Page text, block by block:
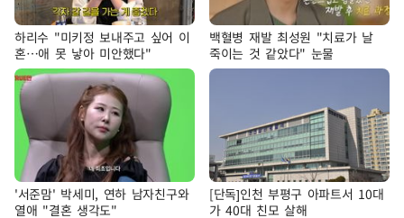
하리수 "미키정 보내주고 싶어 이
혼…애 못 낳아 미안했다"
백혈병 재발 최성원 "치료가 날
죽이는 것 같았다" 눈물
'서준맘' 박세미, 연하 남자친구와
열애 "결혼 생각도"
[단독]인천 부평구 아파트서 10대
가 40대 친모 살해